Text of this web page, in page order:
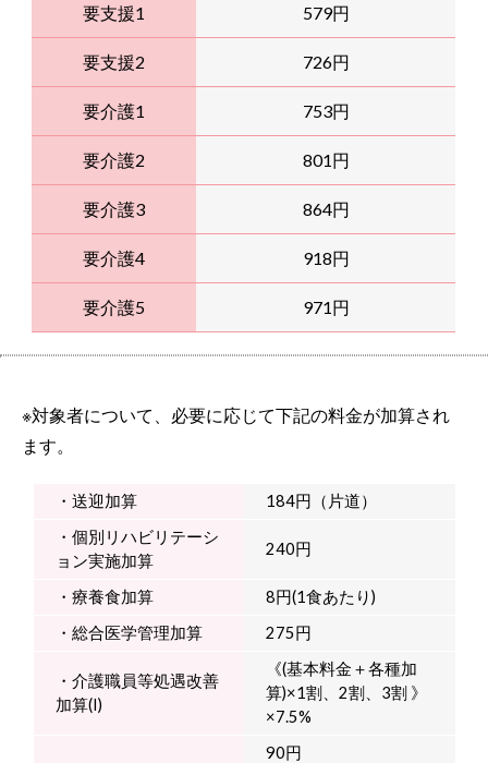
要支援1 579円
要支援2 726円
要介護1 753円
要介護2 801円
要介護3 864円
要介護4 918円
要介護5 971円
※対象者について、必要に応じて下記の料金が加算され
ます。
・送迎加算
184円（片道）
・個別リハビリテーシ
ョン実施加算
240円
・療養食加算
8円(1食あたり)
・総合医学管理加算
275円
・介護職員等処遇改善
加算(I)
《(基本料金＋各種加
算)×1割、2割、3割 》
×7.5%
90円